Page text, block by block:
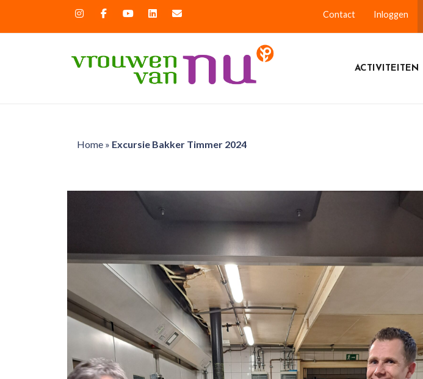
Contact Inloggen
ACTIVITEITEN
Home» Excursie Bakker Timmer 2024